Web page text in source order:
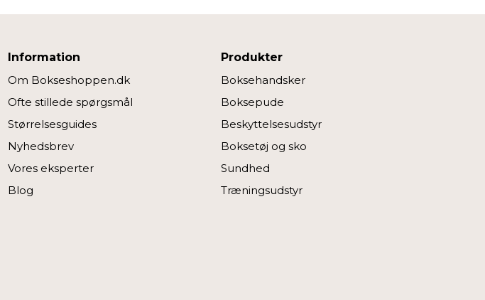
Information
Om Bokseshoppen.dk
Ofte stillede spørgsmål
Størrelsesguides
Nyhedsbrev
Vores eksperter
Blog
Produkter
Boksehandsker
Boksepude
Beskyttelsesudstyr
Boksetøj og sko
Sundhed
Træningsudstyr